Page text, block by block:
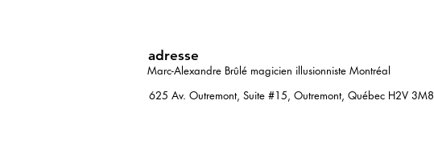
adresse
625 Av. Outremont, Suite #15, Outremont, Québec H2V 3M8
Marc-Alexandre Brûlé magicien illusionniste Montréal